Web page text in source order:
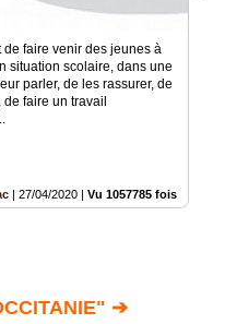
faire venir des jeunes à
situation scolaire, dans une
parler, de les rassurer, de
faire un travail
27/04/2020 Vu 1057785 fois
➔